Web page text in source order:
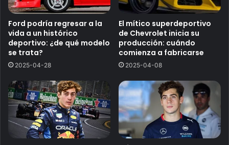
Ford podría regresar a la
vida a un histórico
deportivo: ¿de qué modelo
se trata?
2025-04-28
El mítico superdeportivo
de Chevrolet inicia su
producción: cuándo
comienza a fabricarse
2025-04-08